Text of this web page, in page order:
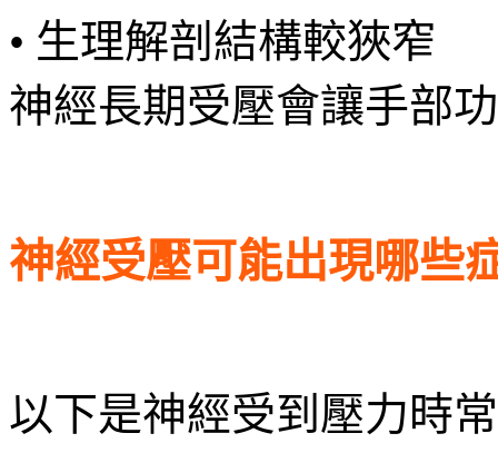
• 生理解剖結構較狹窄
神經長期受壓會讓手部
神經受壓可能出現哪些
以下是神經受到壓力時